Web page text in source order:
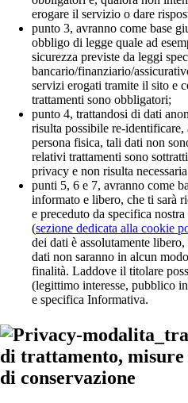
erogare il servizio o dare
punto 3, avranno come base
obbligo di legge quale ad
sicurezza previste da leggi
bancario/finanziario/
servizi erogati tramite il sito e
trattamenti sono obbligatori;
punto 4, trattandosi di dati
risulta possibile re-identificare,
persona fisica, tali dati non
relativi trattamenti sono
privacy e non risulta
punti 5, 6 e 7, avranno come
informato e libero, che ti sarà
e preceduto da specifica
(sezione dedicata alla cookie
dei dati è assolutamente
dati non saranno in alcun
finalità. Laddove il titolare
(legittimo interesse, pubblico
e specifica Informativa.
di trattamento,
di conservazione